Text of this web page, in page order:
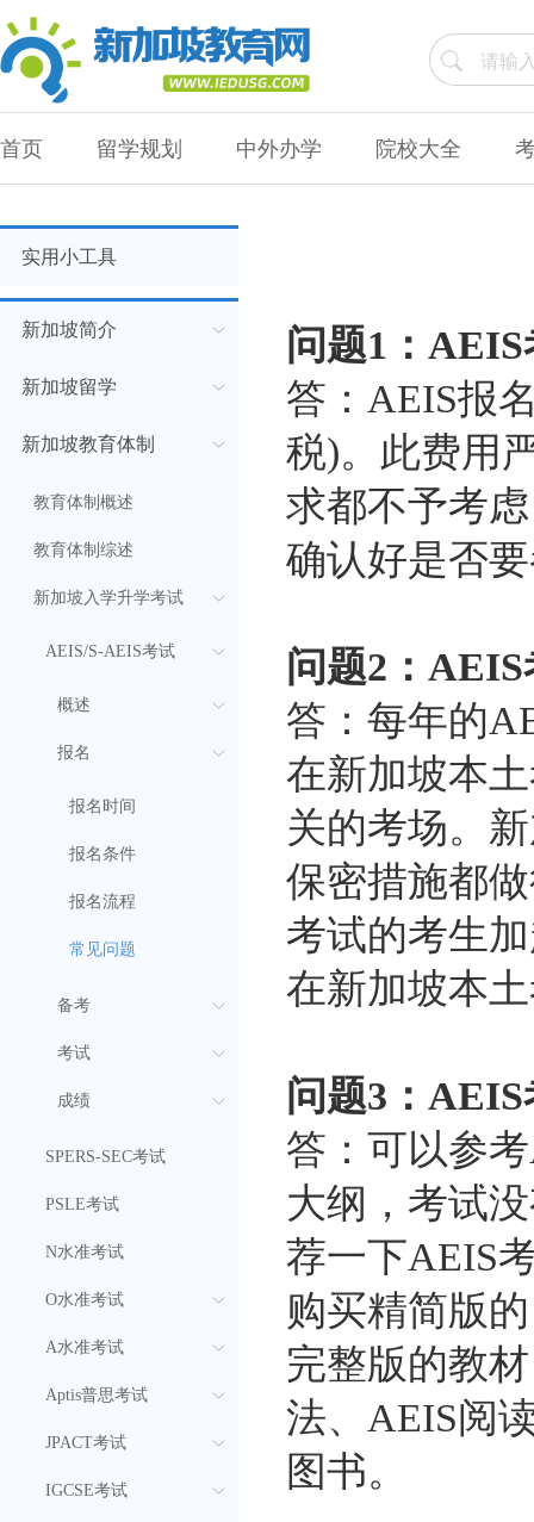
首页 留学规划 中外办学 院校大全
实用小工具
新加坡简介
新加坡留学
新加坡教育体制
教育体制概述
教育体制综述
新加坡入学升学考试
AEIS/S-AEIS考试
概述
报名
报名时间
报名条件
报名流程
常见问题
备考
考试
成绩
SPERS-SEC考试
PSLE考试
N水准考试
O水准考试
A水准考试
Aptis普思考试
JPACT考试
IGCSE考试
问题1：
答：AEIS报
税)。此费用
求都不予考
确认好是否
问题2：
答：每年的
在新加坡本
关的考场。
保密措施都
考试的考生
在新加坡本
问题3：
答：可以参
大纲，考试
荐一下AEIS
购买精简版
完整版的教
法、AEIS阅
图书。